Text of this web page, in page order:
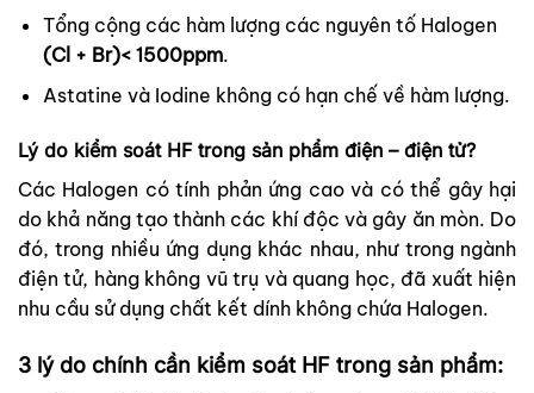
Tổng cộng các hàm lượng các nguyên tố Halogen
(Cl + Br)< 1500ppm.
Astatine và Iodine không có hạn chế về hàm lượng.
Lý do kiểm soát HF trong sản phẩm điện – điện tử?
Các Halogen có tính phản ứng cao và có thể gây hại
do khả năng tạo thành các khí độc và gây ăn mòn. Do
đó, trong nhiều ứng dụng khác nhau, như trong ngành
điện tử, hàng không vũ trụ và quang học, đã xuất hiện
nhu cầu sử dụng chất kết dính không chứa Halogen.
3 lý do chính cần kiểm soát HF trong sản phẩm: